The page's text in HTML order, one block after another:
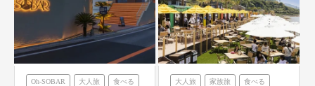
Oh-SOBAR 大人旅 食べる 大人旅 家族旅 食べる